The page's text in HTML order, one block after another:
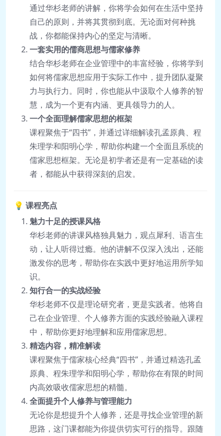
通过华杉老师的讲解，你将学会如何在生活中坚持
自己的原则，并将其贯彻到底。无论面对何种挑
战，你都能保持内心的坚定与清晰。
一套实用的儒商思想与儒家修养
结合华杉老师在企业管理中的丰富经验，你将学到
如何将儒家思想应用于实际工作中，提升团队凝聚
力与执行力。同时，你也能从中汲取个人修养的智
慧，成为一个更有内涵、更具领导力的人。
一个全面理解儒家思想的框架
课程聚焦于“四书”，并通过详细解读孔孟原典、程
朱理学和阳明心学，帮助你构建一个全面且系统的
儒家思想框架。无论是初学者还是有一定基础的读
者，都能从中获得深刻的启发。
💡 课程亮点
魅力十足的授课风格
华杉老师的讲课风格独具魅力，观点犀利、语言生
动，让人听得过瘾。他的讲解不仅深入浅出，还能
激发你的思考，帮助你在实践中更好地运用所学知
识。
知行合一的实战经验
华杉老师不仅是理论研究者，更是实践者。他将自
己在企业管理、个人修养方面的实践经验融入课程
中，帮助你更好地理解和应用儒家思想。
精选内容，精准解读
课程聚焦于儒家核心经典“四书”，并通过精选孔孟
原典、程朱理学和阳明心学，帮助你在有限的时间
内高效吸收儒家思想的精髓。
全面提升个人修养与管理能力
无论你是想提升个人修养，还是寻找企业管理的新
思路，这门课都能为你提供切实可行的指导。跟随